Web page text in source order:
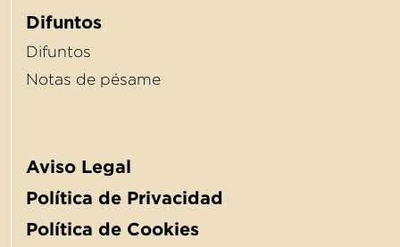
Difuntos
Difuntos
Notas de pésame
Aviso Legal
Política de Privacidad
Política de Cookies